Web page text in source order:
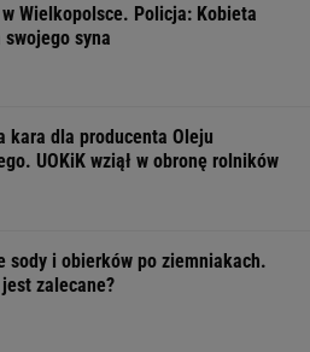
Wielkopolsce. Policja: Kobieta
swojego syna
kara dla producenta Oleju
UOKiK wziął w obronę rolników
sody i obierków po ziemniakach.
zalecane?